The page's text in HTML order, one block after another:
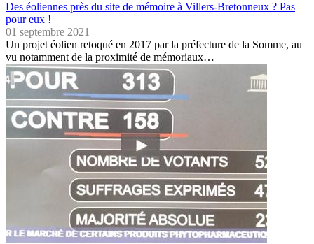
Des éoliennes près du site de mémoire à Villers-Bretonneux ? Pas
pour eux !
01 septembre 2021
Un projet éolien retoqué en 2017 par la préfecture de la Somme, au
vu notamment de la proximité de mémoriaux…